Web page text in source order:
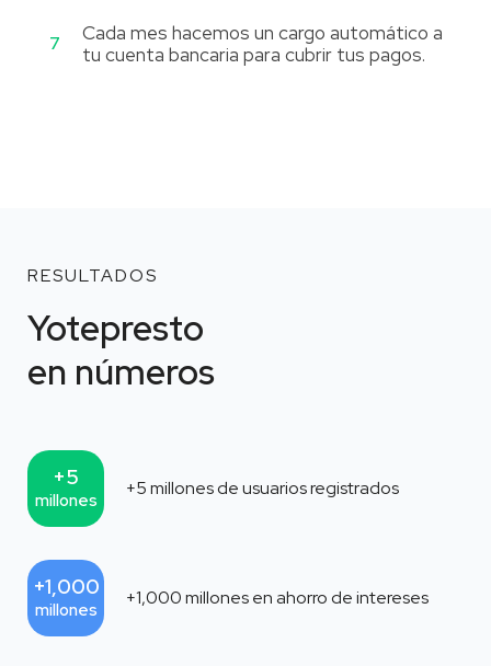
7
Cada mes hacemos un cargo automático a
tu cuenta bancaria para cubrir tus pagos.
RESULTADOS
Yotepresto
en números
+5
millones
+5millones de usuarios registrados
+1,000
millones
+1,000millones en ahorro de intereses